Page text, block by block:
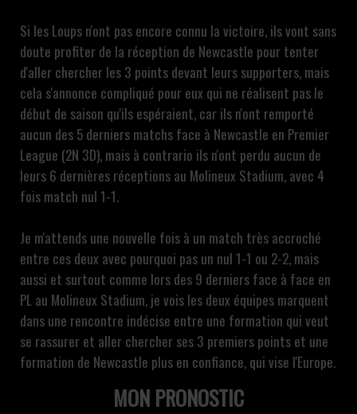
Si les Loups n'ont pas encore connu la victoire, ils vont sans
doute profiter de la réception de Newcastle pour tenter
d'aller chercher les 3 points devant leurs supporters, mais
cela s'annonce compliqué pour eux qui ne réalisent pas le
début de saison qu'ils espéraient, car ils n'ont remporté
aucun des 5 derniers matchs face à Newcastle en Premier
League (2N 3D), mais à contrario ils n'ont perdu aucun de
leurs 6 dernières réceptions au Molineux Stadium, avec 4
fois match nul 1-1.
Je m'attends une nouvelle fois à un match très accroché
entre ces deux avec pourquoi pas un nul 1-1 ou 2-2, mais
aussi et surtout comme lors des 9 derniers face à face en
PL au Molineux Stadium, je vois les deux équipes marquent
dans une rencontre indécise entre une formation qui veut
se rassurer et aller chercher ses 3 premiers points et une
formation de Newcastle plus en confiance, qui vise l'Europe.
MON PRONOSTIC